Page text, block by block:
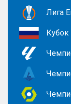
Лига
Кубок